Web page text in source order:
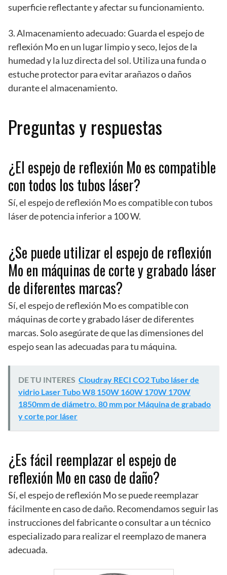
superficie reflectante y afectar su funcionamiento.
3. Almacenamiento adecuado: Guarda el espejo de
reflexión Mo en un lugar limpio y seco, lejos de la
humedad y la luz directa del sol. Utiliza una funda o
estuche protector para evitar arañazos o daños
durante el almacenamiento.
Preguntas y respuestas
¿El espejo de reflexión Mo es compatible
con todos los tubos láser?
Sí, el espejo de reflexión Mo es compatible con tubos
láser de potencia inferior a 100 W.
¿Se puede utilizar el espejo de reflexión
Mo en máquinas de corte y grabado láser
de diferentes marcas?
Sí, el espejo de reflexión Mo es compatible con
máquinas de corte y grabado láser de diferentes
marcas. Solo asegúrate de que las dimensiones del
espejo sean las adecuadas para tu máquina.
DE TU INTERES Cloudray RECI CO2 Tubo láser de
vidrio Laser Tubo W8 150W 160W 170W 170W
1850mm de diámetro. 80 mm por Máquina de grabado
y corte por láser
¿Es fácil reemplazar el espejo de
reflexión Mo en caso de daño?
Sí, el espejo de reflexión Mo se puede reemplazar
fácilmente en caso de daño. Recomendamos seguir las
instrucciones del fabricante o consultar a un técnico
especializado para realizar el reemplazo de manera
adecuada.